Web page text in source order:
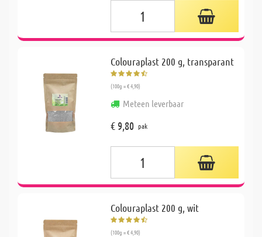
Colouraplast 200 g, transparant
(100g = € 4,90)
Meteen leverbaar
€ 9,80 pak
Colouraplast 200 g, wit
(100g = € 4,90)